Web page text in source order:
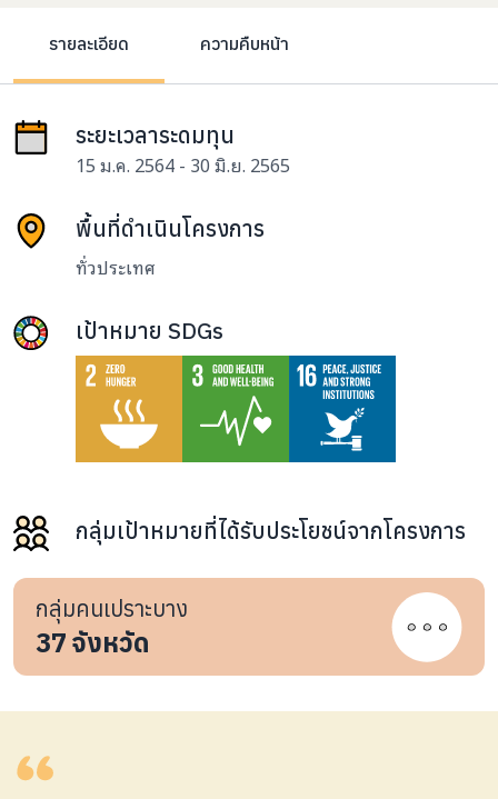
รายละเอียด ความคืบหน้า
ระยะเวลาระดมทุน
15 ม.ค. 2564 - 30 มิ.ย. 2565
พื้นที่ดำเนินโครงการ
ทั่วประเทศ
เป้าหมาย SDGs
กลุ่มเป้าหมายที่ได้รับประโยชน์จากโครงการ
กลุ่มคนเปราะบาง
37จังหวัด